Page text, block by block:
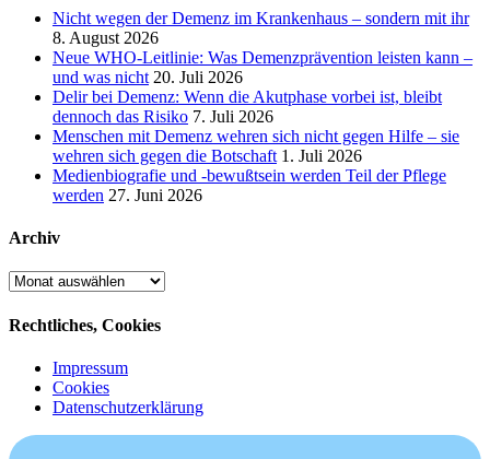
Nicht wegen der Demenz im Krankenhaus – sondern mit ihr
8. August 2026
Neue WHO-Leitlinie: Was Demenzprävention leisten kann –
und was nicht 20. Juli 2026
Delir bei Demenz: Wenn die Akutphase vorbei ist, bleibt
dennoch das Risiko 7. Juli 2026
Menschen mit Demenz wehren sich nicht gegen Hilfe – sie
wehren sich gegen die Botschaft 1. Juli 2026
Medienbiografie und -bewußtsein werden Teil der Pflege
werden 27. Juni 2026
Archiv
Archiv
Rechtliches, Cookies
Impressum
Cookies
Datenschutzerklärung